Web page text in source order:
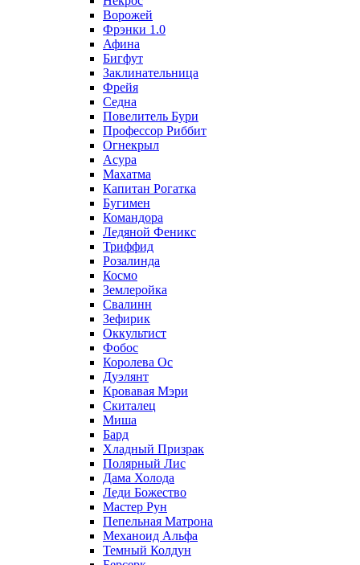
Ворожей
Фрэнки 1.0
Афина
Бигфут
Заклинательница
Фрейя
Седна
Повелитель Бури
Профеcсор Риббит
Огнекрыл
Асура
Махатма
Капитан Рогатка
Бугимен
Командора
Ледяной Феникс
Триффид
Розалинда
Космо
Землеройка
Свалинн
Зефирик
Оккультист
Фобос
Королева Ос
Дуэлянт
Кровавая Мэри
Скиталец
Миша
Бард
Хладный Призрак
Полярный Лис
Дама Холода
Леди Божество
Мастер Рун
Пепельная Матрона
Механоид Альфа
Темный Колдун